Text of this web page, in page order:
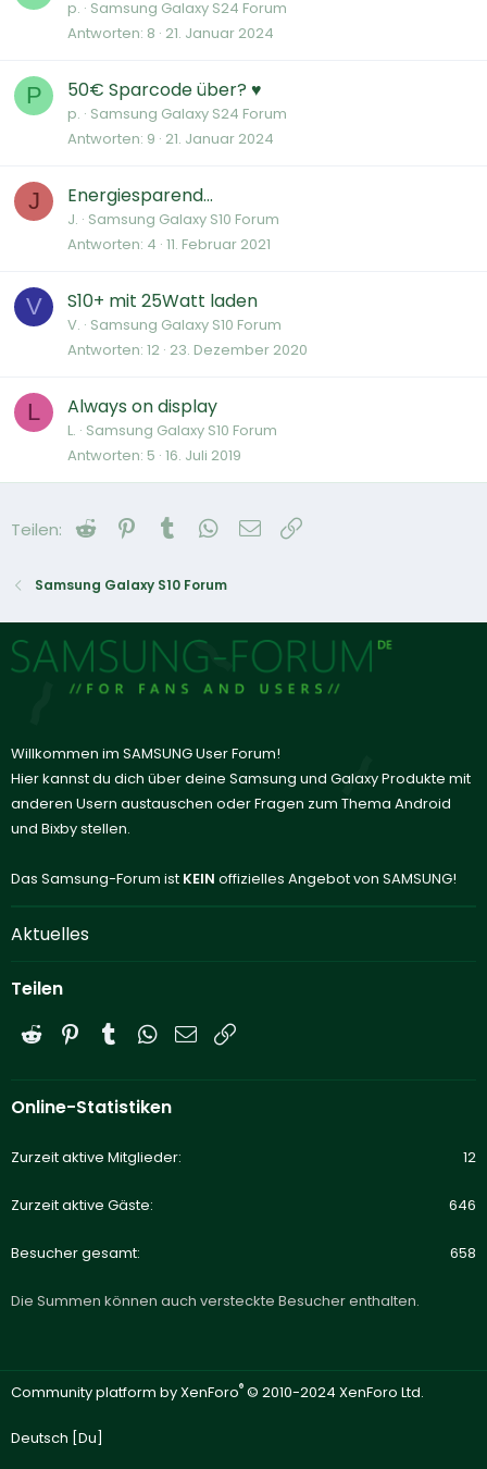
p. Samsung Galaxy S24 Forum
Antworten 8 21. Januar 2024
P 50€ Sparcode über? ♥
p. Samsung Galaxy S24 Forum
Antworten 9 21. Januar 2024
J Energiesparend...
J. Samsung Galaxy S10 Forum
Antworten 4 11. Februar 2021
V S10+ mit 25Watt laden
V. Samsung Galaxy S10 Forum
Antworten 12 23. Dezember 2020
L Always on display
L. Samsung Galaxy S10 Forum
Antworten 5 16. Juli 2019
Teilen: Reddit Pinterest
Tumblr WhatsApp
E-Mail
Samsung Galaxy S10 Forum
Willkommen im SAMSUNG User Forum!
Hier kannst du dich über deine Samsung und Galaxy Produkte mit
anderen Usern austauschen oder Fragen zum Thema Android
und Bixby stellen.
Das Samsung-Forum ist KEIN offizielles Angebot von SAMSUNG!
Aktuelles
Teilen
Reddit PinterestTumblrWhatsApp
E-Mail
Online-Statistiken
Zurzeit aktive Mitglieder 12
Zurzeit aktive Gäste 646
Besucher gesamt 658
Die Summen können auch versteckte Besucher enthalten.
Community platform by XenForo® © 2010-2024 XenForo Ltd.
Deutsch [Du]